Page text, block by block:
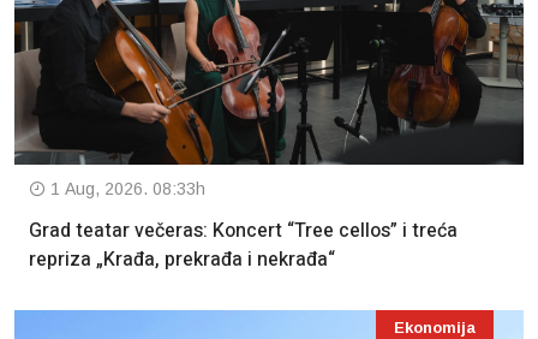
1 Aug, 2026. 08:33h
Grad teatar večeras: Koncert “Tree cellos” i treća
repriza „Krađa, prekrađa i nekrađa“
Ekonomija